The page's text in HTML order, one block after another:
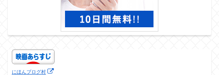
にほんブログ村